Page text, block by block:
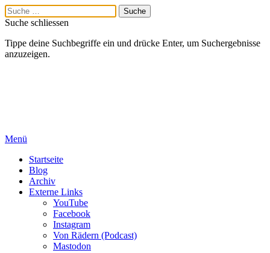
Suche schliessen
Tippe deine Suchbegriffe ein und drücke Enter, um Suchergebnisse
anzuzeigen.
Menü
Startseite
Blog
Archiv
Externe Links
YouTube
Facebook
Instagram
Von Rädern (Podcast)
Mastodon